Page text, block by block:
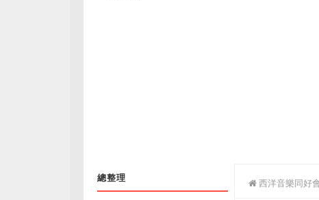
總整理 西洋音樂同好